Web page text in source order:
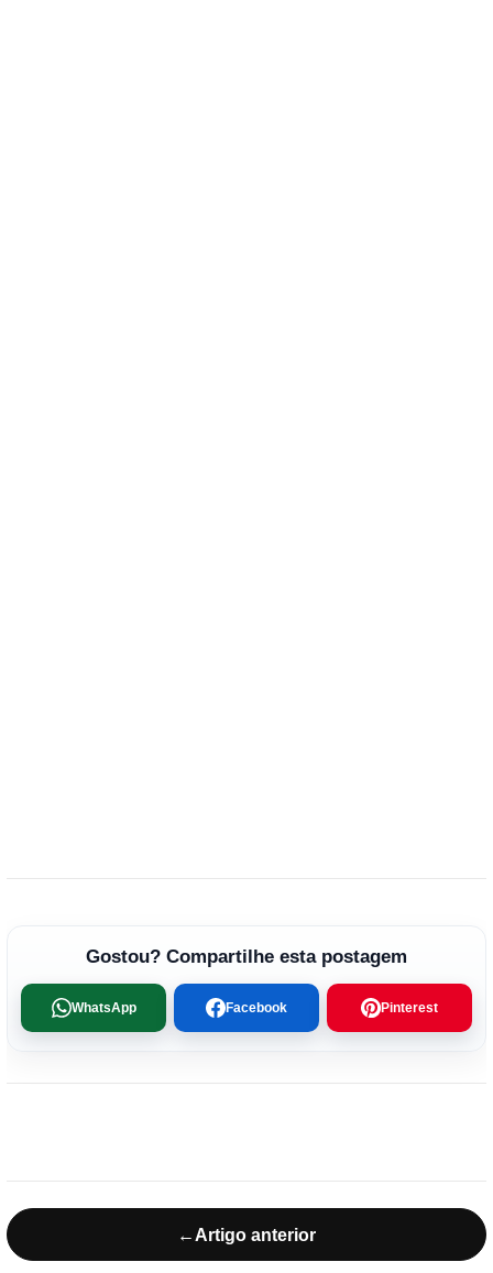
Gostou? Compartilhe esta postagem
WhatsApp Facebook Pinterest
← Artigo anterior